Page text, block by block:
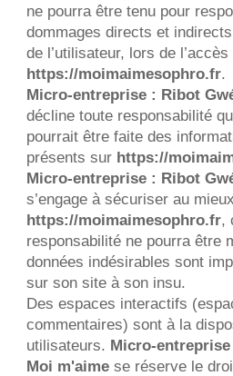
ne pourra être tenu pour
dommages directs et
https://moimaimesophro.fr.
Micro-entreprise : Ribot
décline toute responsabilité
pourrait être faite des
présents sur https://
Micro-entreprise : Ribot
https://moimaimesophro.fr,
responsabilité ne pourra être
données indésirables sont
sur son site à son insu.
Des espaces interactifs
commentaires) sont à la
utilisateurs. Micro-
Moi m'aime se réserve le